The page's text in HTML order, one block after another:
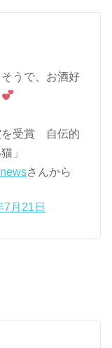
うで、お酒好
を受賞 自伝的
」
さんから
7月21日